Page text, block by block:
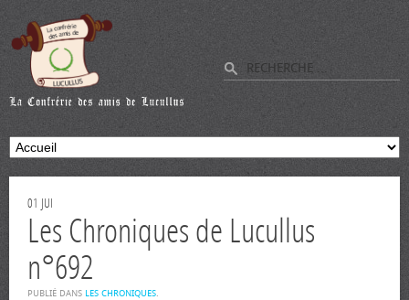
01 JUI
Les Chroniques de Lucullus
n°692
PUBLIÉ DANS LES CHRONIQUES.